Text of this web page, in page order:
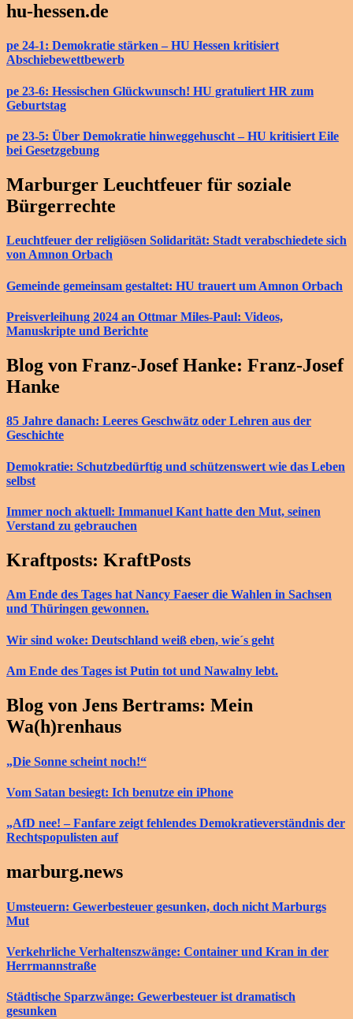
hu-hessen.de
pe 24-1: Demokratie stärken – HU Hessen kritisiert
Abschiebewettbewerb
pe 23-6: Hessischen Glückwunsch! HU gratuliert HR zum
Geburtstag
pe 23-5: Über Demokratie hinweggehuscht – HU kritisiert Eile
bei Gesetzgebung
Marburger Leuchtfeuer für soziale
Bürgerrechte
Leuchtfeuer der religiösen Solidarität: Stadt verabschiedete sich
von Amnon Orbach
Gemeinde gemeinsam gestaltet: HU trauert um Amnon Orbach
Preisverleihung 2024 an Ottmar Miles-Paul: Videos,
Manuskripte und Berichte
Blog von Franz-Josef Hanke: Franz-Josef
Hanke
85 Jahre danach: Leeres Geschwätz oder Lehren aus der
Geschichte
Demokratie: Schutzbedürftig und schützenswert wie das Leben
selbst
Immer noch aktuell: Immanuel Kant hatte den Mut, seinen
Verstand zu gebrauchen
Kraftposts: KraftPosts
Am Ende des Tages hat Nancy Faeser die Wahlen in Sachsen
und Thüringen gewonnen.
Wir sind woke: Deutschland weiß eben, wie´s geht
Am Ende des Tages ist Putin tot und Nawalny lebt.
Blog von Jens Bertrams: Mein
Wa(h)renhaus
„Die Sonne scheint noch!“
Vom Satan besiegt: Ich benutze ein iPhone
„AfD nee! – Fanfare zeigt fehlendes Demokratieverständnis der
Rechtspopulisten auf
marburg.news
Umsteuern: Gewerbesteuer gesunken, doch nicht Marburgs
Mut
Verkehrliche Verhaltenszwänge: Container und Kran in der
Herrmannstraße
Städtische Sparzwänge: Gewerbesteuer ist dramatisch
gesunken